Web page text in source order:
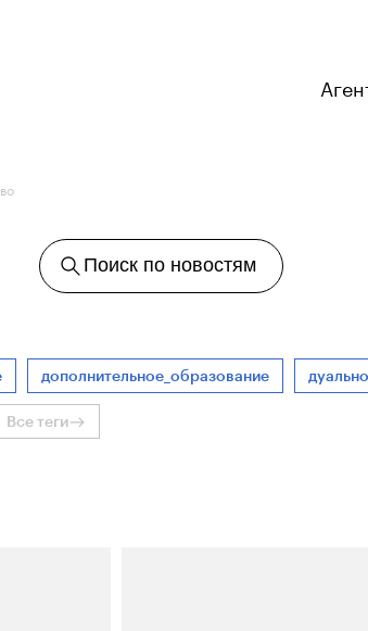
Поиск по новостям
дополнительное_образование
Все теги